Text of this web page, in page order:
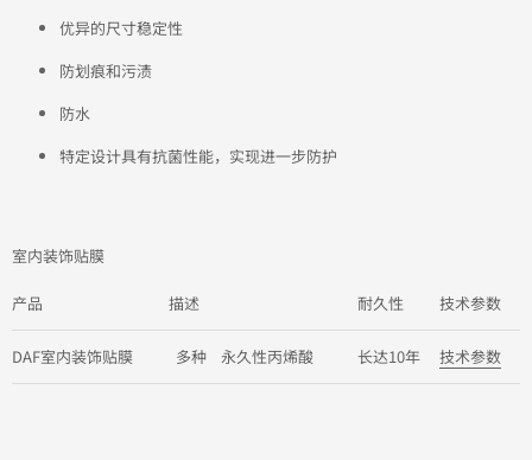
优异的尺寸稳定性
防划痕和污渍
防水
特定设计具有抗菌性能，实现进一步防护
室内装饰贴膜
产品 描述 耐久性 技术参数
DAF室内装饰贴膜 多种 永久性丙烯酸 长达10年 技术参数